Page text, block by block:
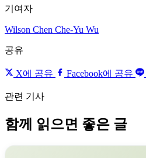
기여자
Wilson Chen Che-Yu Wu
공유
X에 공유 Facebook에 공유
관련 기사
함께 읽으면 좋은 글